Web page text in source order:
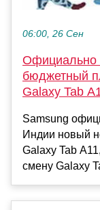
06:00, 26 Сен
Официально
бюджетный
Galaxy Tab
Samsung
Индии новый
Galaxy Tab
смену Galaxy